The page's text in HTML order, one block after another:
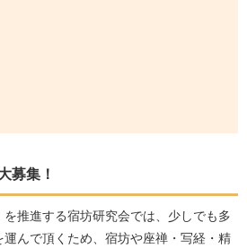
募集！
を推進する宿坊研究会では、少しでも多
運んで頂くため、宿坊や座禅・写経・精